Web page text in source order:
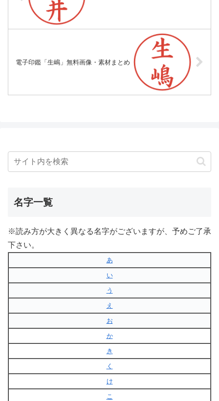
電子印鑑「生嶋」無料画像・素材まとめ
名字一覧
※読み方が大きく異なる名字がございますが、予めご了承
下さい。
あ
い
う
え
お
か
き
く
け
こ